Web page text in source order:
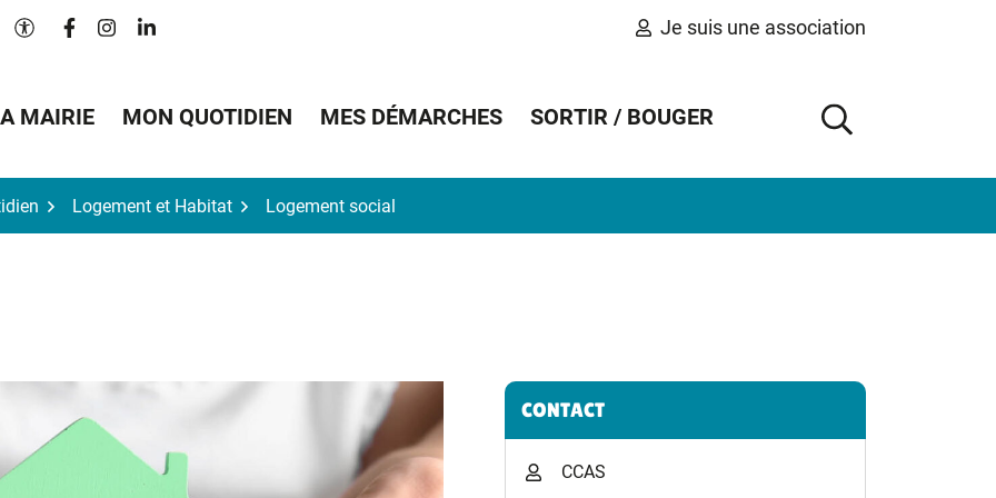
Paramètres d'accessibilité
Lien vers le compte Facebook
Lien vers le compte Instagram
Lien vers le compte Linkedin Je suis une association
MAIRIE MON QUOTIDIEN MES DÉMARCHES SORTIR / BOUGER
AFFICHER
Logement et Habitat Logement social
Informations complémentaires
CONTACT
CCAS